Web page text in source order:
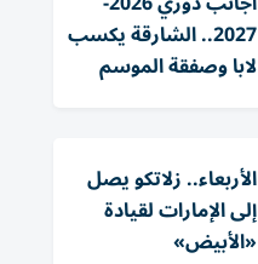
2027.. الشارقة يكسب
لابا وصفقة الموسم
الأربعاء.. زلاتكو يصل
إلى الإمارات لقيادة
«الأبيض»